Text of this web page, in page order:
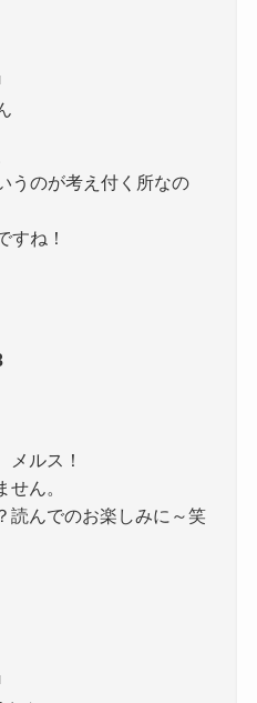
うのが考え付く所なの
すね！
メルス！
せん。
読んでのお楽しみに～笑